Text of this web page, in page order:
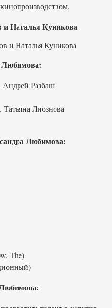
Наталья Куникова
Любимова:
Разбаш
Лиознова
Любимова:
The)